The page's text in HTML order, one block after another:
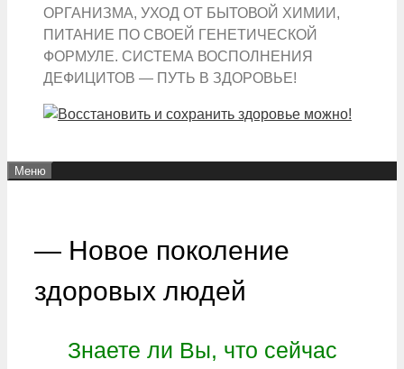
ОРГАНИЗМА, УХОД ОТ БЫТОВОЙ ХИМИИ,
ПИТАНИЕ ПО СВОЕЙ ГЕНЕТИЧЕСКОЙ
ФОРМУЛЕ. СИСТЕМА ВОСПОЛНЕНИЯ
ДЕФИЦИТОВ — ПУТЬ В ЗДОРОВЬЕ!
Меню
— Новое поколение
здоровых людей
Знаете ли Вы, что сейчас